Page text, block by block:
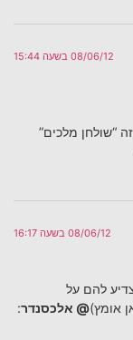
08/06/12 בשעה 15:44
“שולחן מלכים”
08/06/12 בשעה 16:17
להם על
אומץ)@ אלכסנדר: